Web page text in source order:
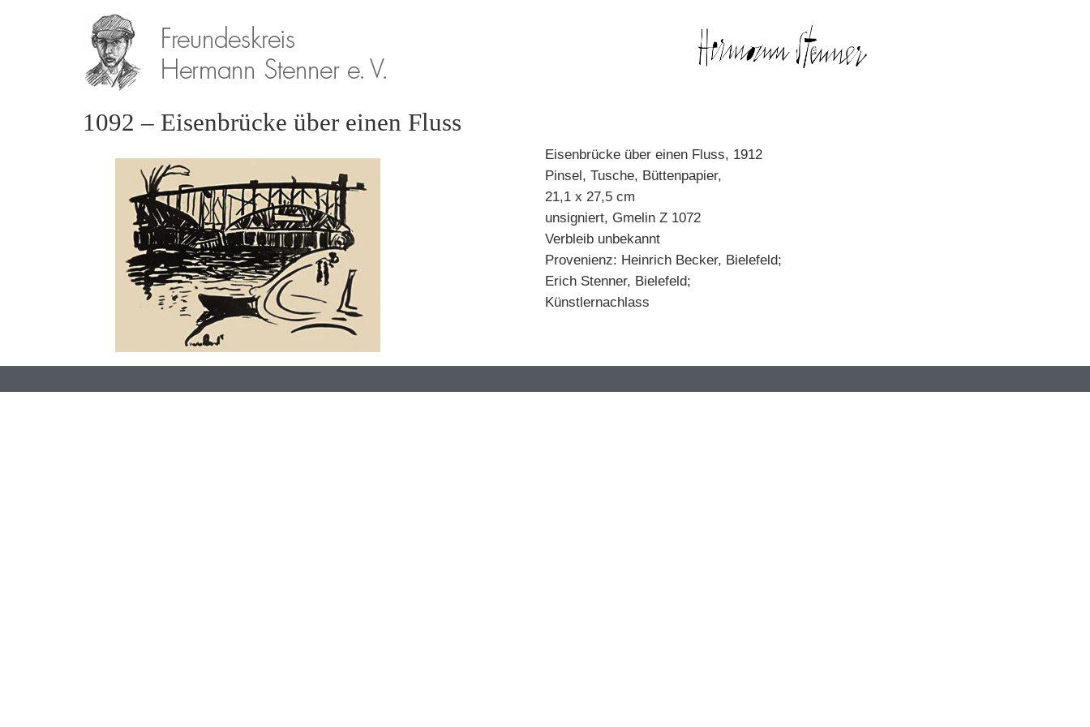
1092 – Eisenbrücke über einen Fluss
Eisenbrücke über einen Fluss, 1912
Pinsel, Tusche, Büttenpapier,
21,1 x 27,5 cm
unsigniert, Gmelin Z 1072
Verbleib unbekannt
Provenienz: Heinrich Becker, Bielefeld;
Erich Stenner, Bielefeld;
Künstlernachlass